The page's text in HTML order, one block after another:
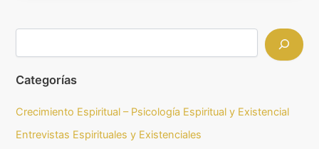
Categorías
Crecimiento Espiritual – Psicología Espiritual y Existencial
Entrevistas Espirituales y Existenciales